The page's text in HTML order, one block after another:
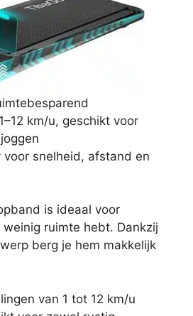
km/u, geschikt voor
voor snelheid, afstand en
is ideaal voor
ruimte hebt. Dankzij
berg je hem makkelijk
van 1 tot 12 km/u